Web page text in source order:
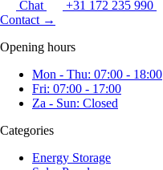
Chat +31 172 235 990
Contact →
Opening hours
Mon - Thu: 07:00 - 18:00
Fri: 07:00 - 17:00
Za - Sun: Closed
Categories
Energy Storage